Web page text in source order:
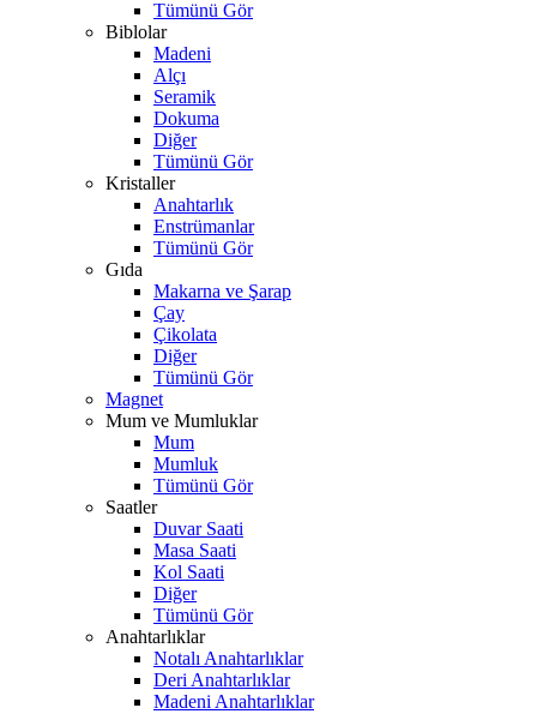
Tümünü Gör
Biblolar
Madeni
Alçı
Seramik
Dokuma
Diğer
Tümünü Gör
Kristaller
Anahtarlık
Enstrümanlar
Tümünü Gör
Gıda
Makarna ve Şarap
Çay
Çikolata
Diğer
Tümünü Gör
Magnet
Mum ve Mumluklar
Mum
Mumluk
Tümünü Gör
Saatler
Duvar Saati
Masa Saati
Kol Saati
Diğer
Tümünü Gör
Anahtarlıklar
Notalı Anahtarlıklar
Deri Anahtarlıklar
Madeni Anahtarlıklar